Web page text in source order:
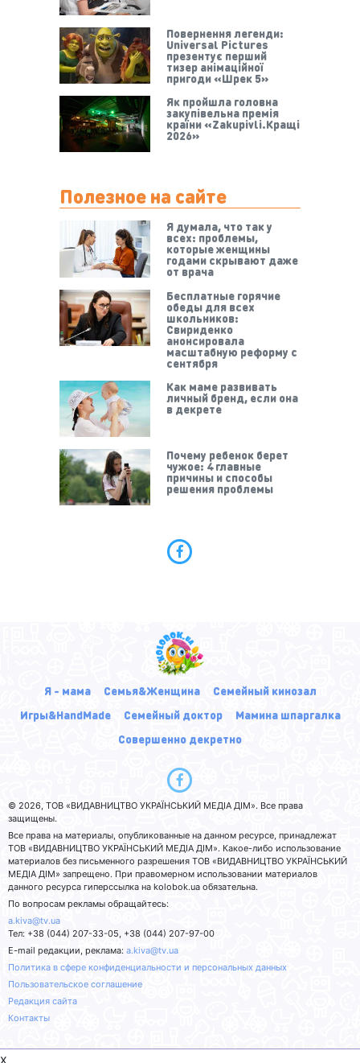
Повернення легенди:
Universal Pictures
презентує перший
тизер анімаційної
пригоди «Шрек 5»
Як пройшла головна
закупівельна премія
країни «Zakupivli.Кращі
2026»
Полезное на сайте
Я думала, что так у
всех: проблемы,
которые женщины
годами скрывают даже
от врача
Бесплатные горячие
обеды для всех
школьников:
Свириденко
анонсировала
масштабную реформу с
сентября
Как маме развивать
личный бренд, если она
в декрете
Почему ребенок берет
чужое: 4 главные
причины и способы
решения проблемы
Я - мама Семья&Женщина
Семейный кинозал
Игры&HandMade
Семейный доктор
Мамина шпаргалка
Совершенно декретно
© 2026, ТОВ «ВИДАВНИЦТВО УКРАЇНСЬКИЙ МЕДІА ДІМ». Все права
защищены.
Все права на материалы, опубликованные на данном ресурсе, принадлежат
ТОВ «ВИДАВНИЦТВО УКРАЇНСЬКИЙ МЕДІА ДІМ». Какое-либо использование
материалов без письменного разрешения ТОВ «ВИДАВНИЦТВО УКРАЇНСЬКИЙ
МЕДІА ДІМ» запрещено. При правомерном использовании материалов
данного ресурса гиперссылка на kolobok.ua обязательна.
По вопросам рекламы обращайтесь:
a.kiva@tv.ua
Тел: +38 (044) 207-33-05, +38 (044) 207-97-00
E-mail редакции, реклама: a.kiva@tv.ua
Политика в сфере конфиденциальности и персональных данных
Пользовательское соглашение
Редакция сайта
Контакты
x